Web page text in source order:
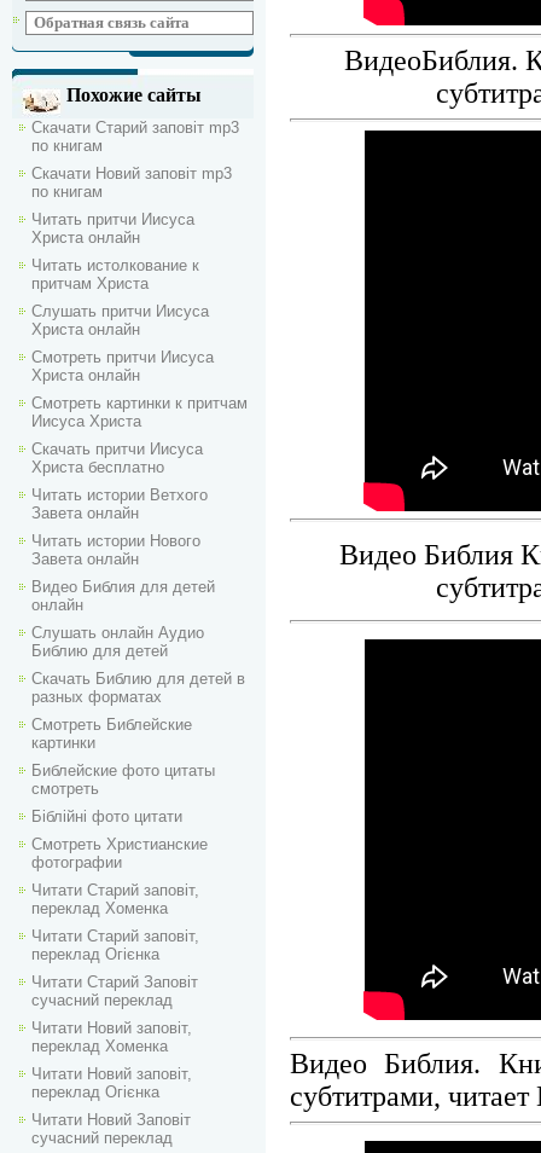
Обратная связь сайта
Похожие сайты
Скачати Старий заповіт mp3
по книгам
Скачати Новий заповіт mp3
по книгам
Читать притчи Иисуса
Христа онлайн
Читать истолкование к
притчам Христа
Слушать притчи Иисуса
Христа онлайн
Смотреть притчи Иисуса
Христа онлайн
Смотреть картинки к притчам
Иисуса Христа
Скачать притчи Иисуса
Христа бесплатно
Читать истории Ветхого
Завета онлайн
Читать истории Нового
Завета онлайн
Видео Библия для детей
онлайн
Слушать онлайн Аудио
Библию для детей
Скачать Библию для детей в
разных форматах
Смотреть Библейские
картинки
Библейские фото цитаты
смотреть
Біблійні фото цитати
Смотреть Христианские
фотографии
Читати Старий заповіт,
переклад Хоменка
Читати Старий заповіт,
переклад Огієнка
Читати Старий Заповіт
сучасний переклад
Читати Новий заповіт,
переклад Хоменка
Читати Новий заповіт,
переклад Огієнка
Читати Новий Заповіт
сучасний переклад
ВидеоБиблия.
Видео Библия
Видео Библия.
субтитрами,